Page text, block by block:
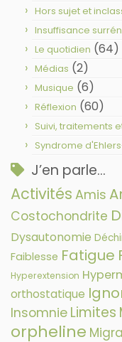
Hors sujet et
Insuffisance
Le quotidien (64)
Médias (2)
Musique (6)
Réflexion (60)
Suivi, traitements
Syndrome
J’en parle…
Activités Amis
Costochondrite
Dysautonomie
Faiblesse Fatigue
Hyperextension
orthostatique
Insomnie Limites
orpheline